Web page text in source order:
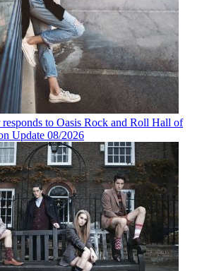
to Oasis Rock and Roll Hall of
Update 08/2026